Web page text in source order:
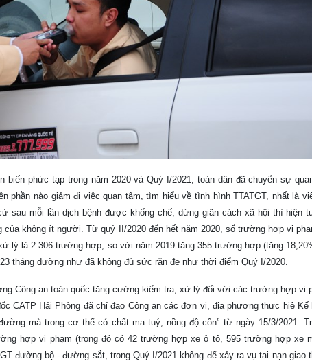
biến phức tạp trong năm 2020 và Quý I/2021, toàn dân đã chuyển sự
phần nào giảm đi việc quan tâm, tìm hiểu về tình hình TTATGT, nhất là
sau mỗi lần dịch bệnh được khống chế, dừng giãn cách xã hội thì hiện
không ít người. Từ quý II/2020 đến hết năm 2020, số trường hợp vi
lý là 2.306 trường hợp, so với năm 2019 tăng 355 trường hợp (tăng
tháng dường như đã không đủ sức răn đe như thời điểm Quý I/2020.
Công an toàn quốc tăng cường kiểm tra, xử lý đối với các trường hợp vi
CATP Hải Phòng đã chỉ đạo Công an các đơn vị, địa phương thực hiệ
mà trong cơ thể có chất ma tuý, nồng độ cồn” từ ngày 15/3/2021.
hợp vi phạm (trong đó có 42 trường hợp xe ô tô, 595 trường hợp xe
đường bộ - đường sắt, trong Quý I/2021 không để xảy ra vụ tai nạn giao